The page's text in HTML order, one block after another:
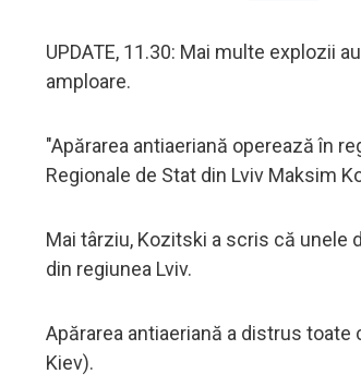
UPDATE, 11.30: Mai multe explozii
amploare.
"Apărarea antiaeriană operează în
Regionale de Stat din Lviv Maksim
Mai târziu, Kozitski a scris că unele
din regiunea Lviv.
Apărarea antiaeriană a distrus
Kiev).